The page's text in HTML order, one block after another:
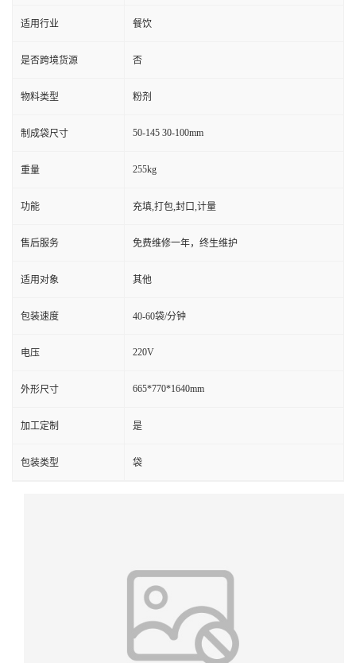
适用行业 餐饮
是否跨境货源 否
物料类型 粉剂
制成袋尺寸 50-145 30-100mm
重量 255kg
功能 充填,打包,封口,计量
售后服务 免费维修一年，终生维护
适用对象 其他
包装速度 40-60袋/分钟
电压 220V
外形尺寸 665*770*1640mm
加工定制 是
包装类型 袋